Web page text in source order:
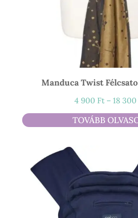
Manduca Twist
4 900 Ft – 18 300
TOVÁBB